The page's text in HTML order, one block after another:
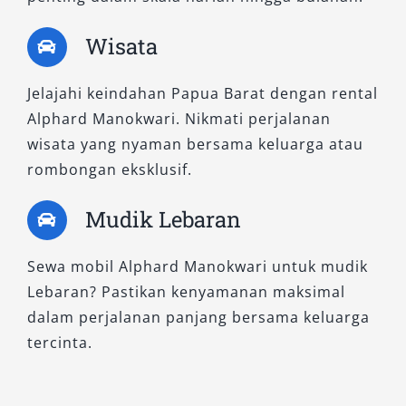
Sebagai varian standar, tipe ini tetap
mengusung karakteristik utama Alphard: kabin
luas, suspensi empuk, serta fitur keselamatan
unggulan. Sangat tepat untuk pelanggan yang
ingin sewa mobil Alphard dengan harga lebih
terjangkau namun tetap mengutamakan
durasi panjang, seperti sewa Alphard bulanan
atau dinas luar kota.
6. Alphard 2.5L G CVT
Varian G menawarkan kesan mewah pada
Wisata
Jelajahi keindahan Papua Barat dengan rental
Alphard Manokwari. Nikmati perjalanan
wisata yang nyaman bersama keluarga atau
rombongan eksklusif.
Mudik Lebaran
Sewa mobil Alphard Manokwari untuk mudik
Lebaran? Pastikan kenyamanan maksimal
dalam perjalanan panjang bersama keluarga
tercinta.